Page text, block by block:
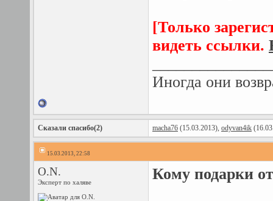
[Только
видеть ссылки.
Иногда они
Сказали спасибо(2) macha76 (15.03.2013), odyvan4ik
15.03.2013, 22:58
O.N.
Эксперт по халяве Кому подарки